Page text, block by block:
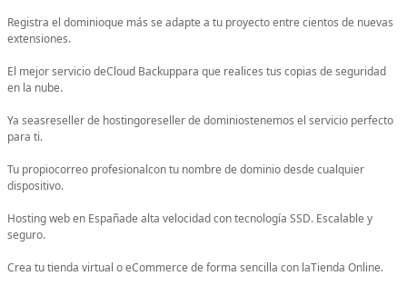
Registra el dominioque más se adapte a tu proyecto entre cientos de nuevas
extensiones.
El mejor servicio deCloud Backuppara que realices tus copias de seguridad
en la nube.
Ya seasreseller de hostingoreseller de dominiostenemos el servicio perfecto
para ti.
Tu propiocorreo profesionalcon tu nombre de dominio desde cualquier
dispositivo.
Hosting web en Españade alta velocidad con tecnología SSD. Escalable y
seguro.
Crea tu tienda virtual o eCommerce de forma sencilla con laTienda Online.